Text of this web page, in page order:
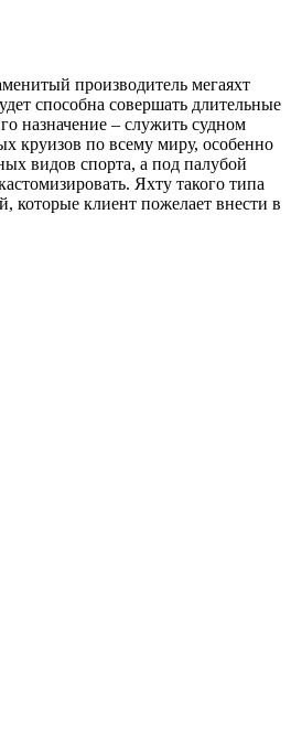
производитель мегаяхт
способна совершать длительные
назначение – служить судном
круизов по всему миру, особенно
видов спорта, а под палубой
Яхту такого типа
которые клиент пожелает внести в